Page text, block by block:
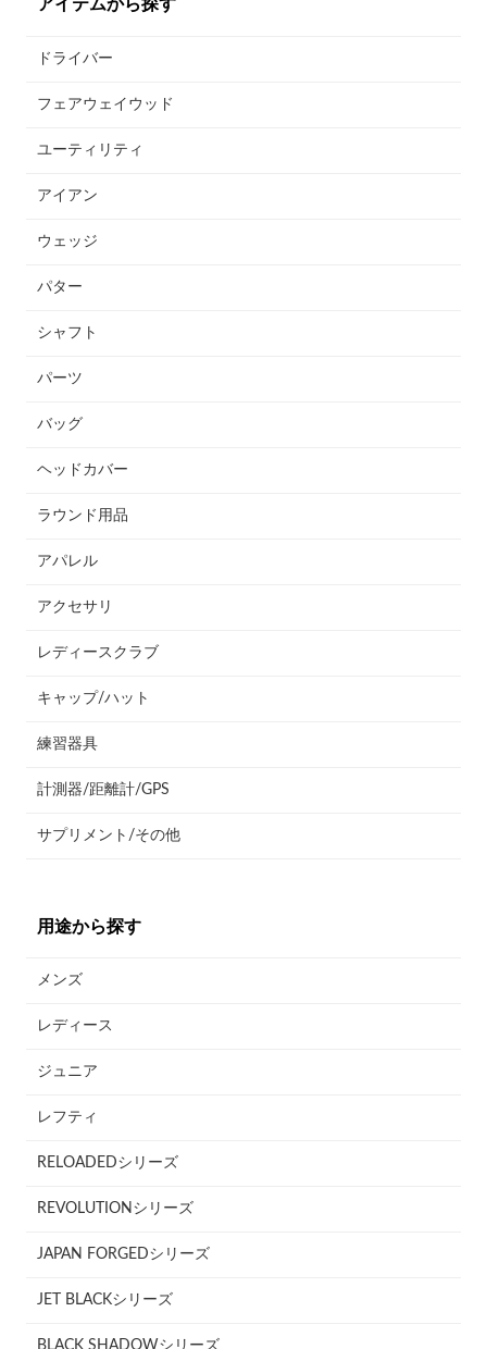
アイテムから探す
ドライバー
フェアウェイウッド
ユーティリティ
アイアン
ウェッジ
パター
シャフト
パーツ
バッグ
ヘッドカバー
ラウンド用品
アパレル
アクセサリ
レディースクラブ
キャップ/ハット
練習器具
計測器/距離計/GPS
サプリメント/その他
用途から探す
メンズ
レディース
ジュニア
レフティ
RELOADEDシリーズ
REVOLUTIONシリーズ
JAPAN FORGEDシリーズ
JET BLACKシリーズ
BLACK SHADOWシリーズ